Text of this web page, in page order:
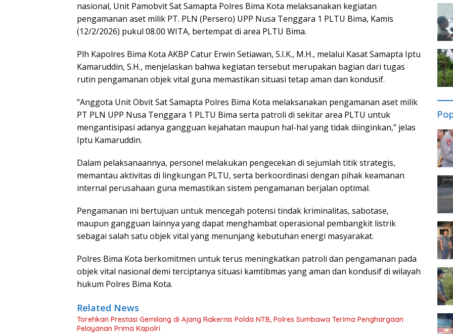
nasional, Unit Pamobvit Sat Samapta Polres Bima Kota melaksanakan kegiatan
pengamanan aset milik PT. PLN (Persero) UPP Nusa Tenggara 1 PLTU Bima, Kamis
(12/2/2026) pukul 08.00 WITA, bertempat di area PLTU Bima.
Plh Kapolres Bima Kota AKBP Catur Erwin Setiawan, S.I.K., M.H., melalui Kasat Samapta Iptu
Kamaruddin, S.H., menjelaskan bahwa kegiatan tersebut merupakan bagian dari tugas
rutin pengamanan objek vital guna memastikan situasi tetap aman dan kondusif.
“Anggota Unit Obvit Sat Samapta Polres Bima Kota melaksanakan pengamanan aset milik
PT PLN UPP Nusa Tenggara 1 PLTU Bima serta patroli di sekitar area PLTU untuk
mengantisipasi adanya gangguan kejahatan maupun hal-hal yang tidak diinginkan,” jelas
Iptu Kamaruddin.
Dalam pelaksanaannya, personel melakukan pengecekan di sejumlah titik strategis,
memantau aktivitas di lingkungan PLTU, serta berkoordinasi dengan pihak keamanan
internal perusahaan guna memastikan sistem pengamanan berjalan optimal.
Pengamanan ini bertujuan untuk mencegah potensi tindak kriminalitas, sabotase,
maupun gangguan lainnya yang dapat menghambat operasional pembangkit listrik
sebagai salah satu objek vital yang menunjang kebutuhan energi masyarakat.
Polres Bima Kota berkomitmen untuk terus meningkatkan patroli dan pengamanan pada
objek vital nasional demi terciptanya situasi kamtibmas yang aman dan kondusif di wilayah
hukum Polres Bima Kota.
Related News
Torehkan Prestasi Gemilang di Ajang Rakernis Polda NTB, Polres Sumbawa Terima Penghargaan
Pelayanan Prima Kapolri